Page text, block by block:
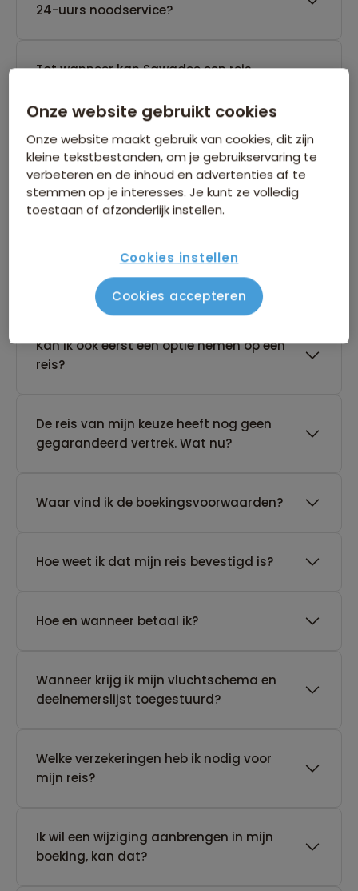
24-uurs noodservice?
Tot wanneer kan Sawadee een reis
vertrek heeft?
Boeken van je reis
Wanneer kan ik het beste een reis
Kan ik ook eerst een optie nemen op een
reis?
De reis van mijn keuze heeft nog geen
gegarandeerd vertrek. Wat nu?
Waar vind ik de boekingsvoorwaarden?
Hoe weet ik dat mijn reis bevestigd is?
Hoe en wanneer betaal ik?
Wanneer krijg ik mijn vluchtschema en
deelnemerslijst toegestuurd?
Welke verzekeringen heb ik nodig voor
mijn reis?
Ik wil een wijziging aanbrengen in mijn
boeking, kan dat?
Onze website gebruikt cookies
Onze website maakt gebruik van cookies, dit zijn
kleine tekstbestanden, om je gebruikservaring te
verbeteren en de inhoud en advertenties af te
stemmen op je interesses. Je kunt ze volledig
toestaan of afzonderlijk instellen.
Cookies instellen
Cookies accepteren